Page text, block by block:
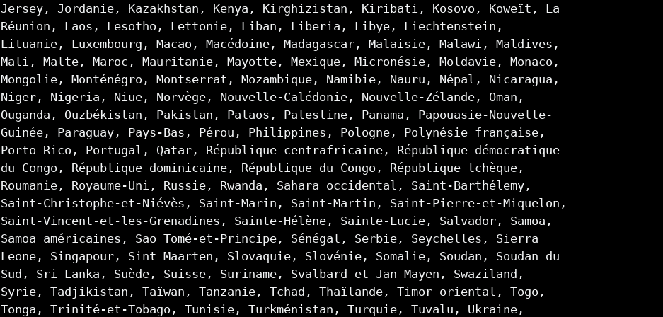
Jersey, Jordanie, Kazakhstan, Kenya, Kirghizistan, Kiribati, Kosovo, Koweït, La
Réunion, Laos, Lesotho, Lettonie, Liban, Liberia, Libye, Liechtenstein,
Lituanie, Luxembourg, Macao, Macédoine, Madagascar, Malaisie, Malawi, Maldives,
Mali, Malte, Maroc, Mauritanie, Mayotte, Mexique, Micronésie, Moldavie, Monaco,
Mongolie, Monténégro, Montserrat, Mozambique, Namibie, Nauru, Népal, Nicaragua,
Niger, Nigeria, Niue, Norvège, Nouvelle-Calédonie, Nouvelle-Zélande, Oman,
Ouganda, Ouzbékistan, Pakistan, Palaos, Palestine, Panama, Papouasie-Nouvelle-
Guinée, Paraguay, Pays-Bas, Pérou, Philippines, Pologne, Polynésie française,
Porto Rico, Portugal, Qatar, République centrafricaine, République démocratique
du Congo, République dominicaine, République du Congo, République tchèque,
Roumanie, Royaume-Uni, Russie, Rwanda, Sahara occidental, Saint-Barthélemy,
Saint-Christophe-et-Niévès, Saint-Marin, Saint-Martin, Saint-Pierre-et-Miquelon,
Saint-Vincent-et-les-Grenadines, Sainte-Hélène, Sainte-Lucie, Salvador, Samoa,
Samoa américaines, Sao Tomé-et-Principe, Sénégal, Serbie, Seychelles, Sierra
Leone, Singapour, Sint Maarten, Slovaquie, Slovénie, Somalie, Soudan, Soudan du
Sud, Sri Lanka, Suède, Suisse, Suriname, Svalbard et Jan Mayen, Swaziland,
Syrie, Tadjikistan, Taïwan, Tanzanie, Tchad, Thaïlande, Timor oriental, Togo,
Tonga, Trinité-et-Tobago, Tunisie, Turkménistan, Turquie, Tuvalu, Ukraine,